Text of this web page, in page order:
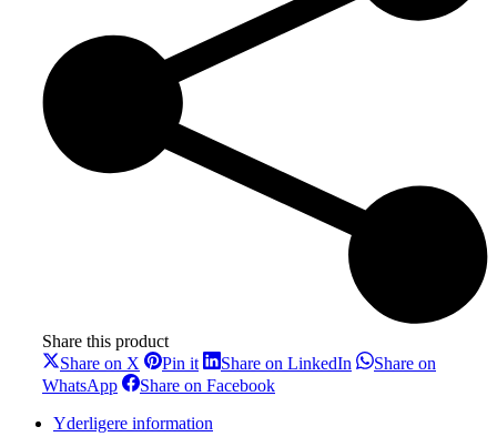
Share this product
Share on X Share
on
X
Pin itShare
on
Pinterest
Share on LinkedIn ShareShare on
WhatsAppShare
WhatsApp
Share on FacebookShare
Yderligere information